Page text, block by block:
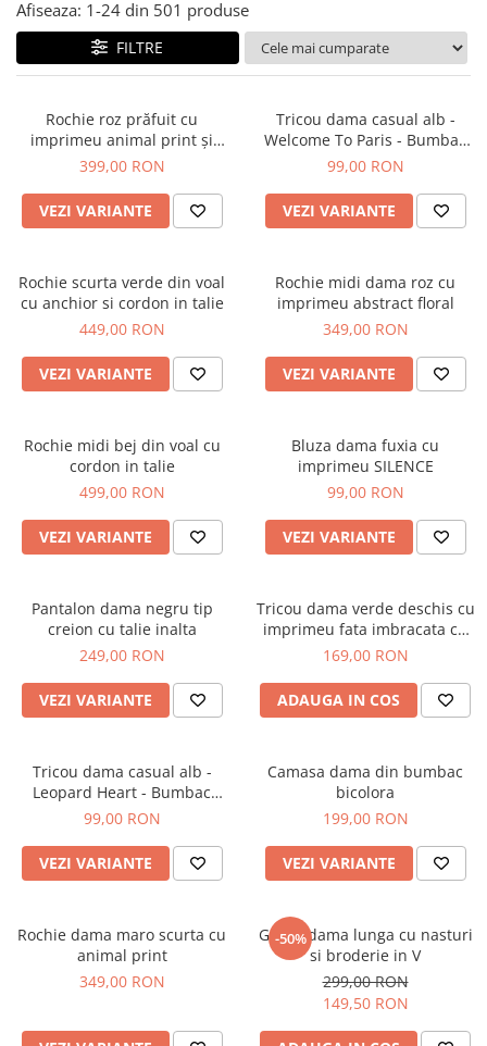
Tricouri si topuri
Rochii de eveniment
Afiseaza: 1-24 din 501 produse
FILTRE
Rochie roz prăfuit cu
imprimeu animal print și
curea
399,00 RON
VEZI VARIANTE
Tricou dama casual alb -
Welcome To Paris - Bumbac
Organic
99,00 RON
VEZI VARIANTE
Rochie scurta verde din voal
cu anchior si cordon in talie
449,00 RON
VEZI VARIANTE
Rochie midi dama roz cu
imprimeu abstract floral
349,00 RON
VEZI VARIANTE
Rochie midi bej din voal cu
cordon in talie
499,00 RON
VEZI VARIANTE
Bluza dama fuxia cu
imprimeu SILENCE
99,00 RON
VEZI VARIANTE
Pantalon dama negru tip
creion cu talie inalta
249,00 RON
VEZI VARIANTE
Tricou dama verde deschis cu
imprimeu fata imbracata cu
alb si inghetata in mana
169,00 RON
ADAUGA IN COS
Tricou dama casual alb -
Leopard Heart - Bumbac
Organic
99,00 RON
VEZI VARIANTE
Camasa dama din bumbac
bicolora
199,00 RON
VEZI VARIANTE
Rochie dama maro scurta cu
animal print
349,00 RON
-50%
Geaca dama lunga cu nasturi
si broderie in V
299,00 RON
149,50 RON